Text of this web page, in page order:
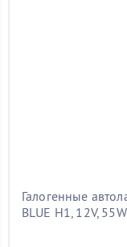
Галогенные
BLUE H1, 12V, 55W